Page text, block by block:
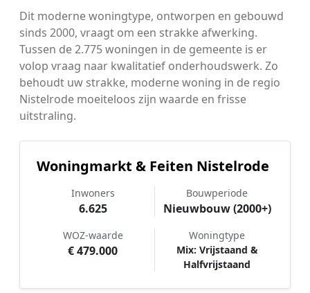
Dit moderne woningtype, ontworpen en gebouwd
sinds 2000, vraagt om een strakke afwerking.
Tussen de 2.775 woningen in de gemeente is er
volop vraag naar kwalitatief onderhoudswerk. Zo
behoudt uw strakke, moderne woning in de regio
Nistelrode moeiteloos zijn waarde en frisse
uitstraling.
Woningmarkt & Feiten Nistelrode
Inwoners
6.625
Bouwperiode
Nieuwbouw (2000+)
WOZ-waarde
€ 479.000
Woningtype
Mix: Vrijstaand &
Halfvrijstaand